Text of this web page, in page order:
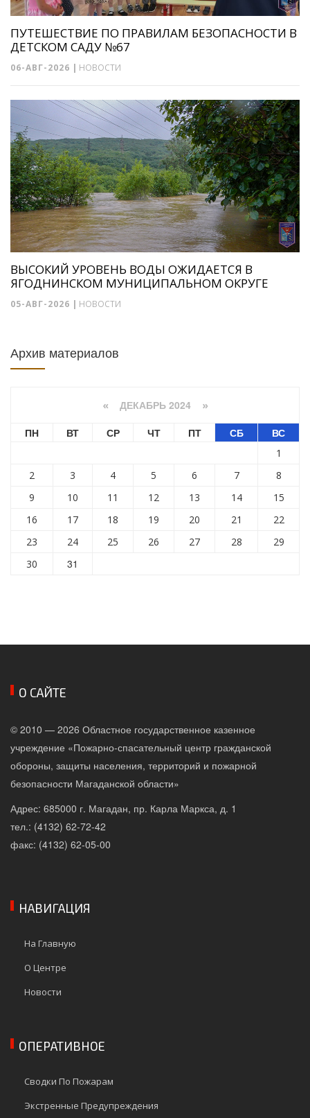
ПУТЕШЕСТВИЕ ПО ПРАВИЛАМ БЕЗОПАСНОСТИ В
ДЕТСКОМ САДУ №67
06-АВГ-2026 | НОВОСТИ
ВЫСОКИЙ УРОВЕНЬ ВОДЫ ОЖИДАЕТСЯ В
ЯГОДНИНСКОМ МУНИЦИПАЛЬНОМ ОКРУГЕ
05-АВГ-2026 | НОВОСТИ
Архив материалов
« ДЕКАБРЬ 2024 »
ПН ВТ СР ЧТ ПТ СБ ВС
1
2
3 4 5 6 7
8
9
10 11 12 13 14
15
16
17 18 19 20 21
22
23
24 25 26 27 28
29
30
31
О САЙТЕ
© 2010 — 2026 Областное государственное казенное
учреждение «Пожарно-спасательный центр гражданской
обороны, защиты населения, территорий и пожарной
безопасности Магаданской области»
Адрес: 685000 г. Магадан, пр. Карла Маркса, д. 1
тел.: (4132) 62-72-42
факс: (4132) 62-05-00
НАВИГАЦИЯ
На Главную
О Центре
Новости
ОПЕРАТИВНОЕ
Сводки По Пожарам
Экстренные Предупреждения